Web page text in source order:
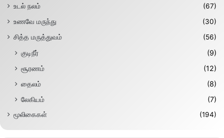
உடல் நலம்
(67)
உணவே மருந்து
(30)
சித்த மருத்துவம்
(56)
குடிநீர்
(9)
சூரணம்
(12)
தைலம்
(8)
லேகியம்
(7)
மூலிகைகள் (194)